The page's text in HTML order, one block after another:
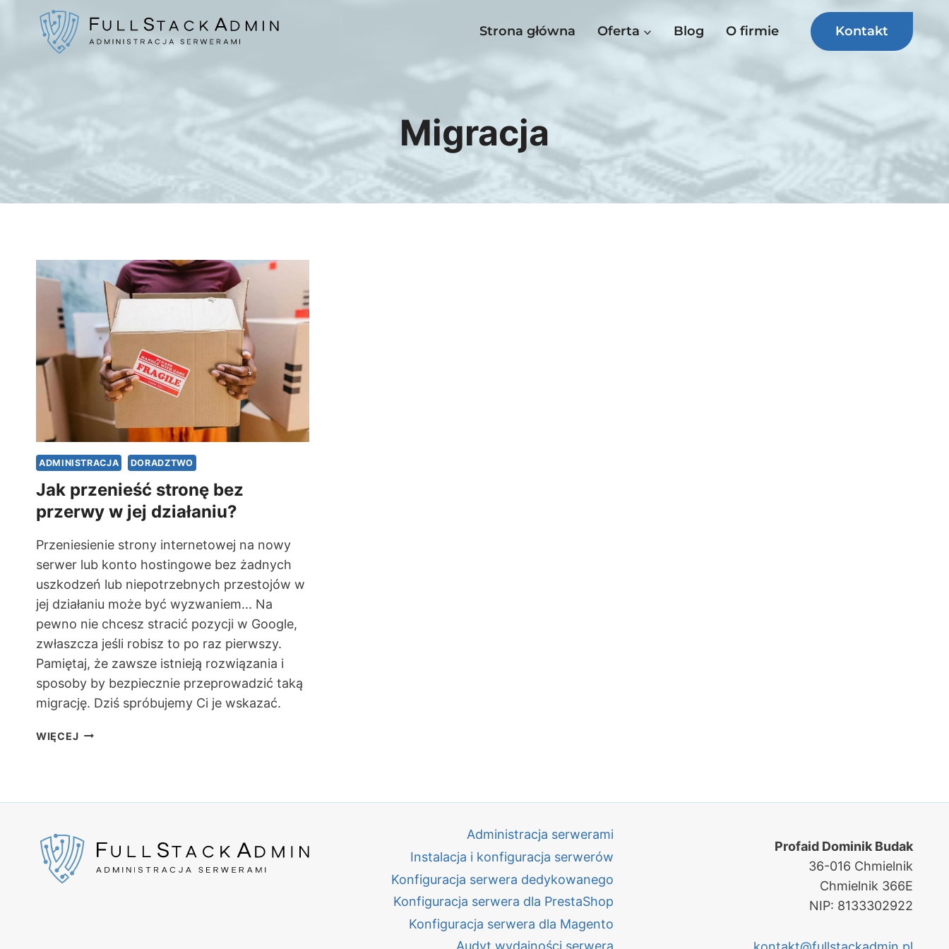
Strona główna Oferta Blog O firmie Kontakt
Migracja
ADMINISTRACJA DORADZTWO
Jak przenieść stronę bez
przerwy w jej działaniu?
Przeniesienie strony internetowej na nowy
serwer lub konto hostingowe bez żadnych
uszkodzeń lub niepotrzebnych przestojów w
jej działaniu może być wyzwaniem... Na
pewno nie chcesz stracić pozycji w Google,
zwłaszcza jeśli robisz to po raz pierwszy.
Pamiętaj, że zawsze istnieją rozwiązania i
sposoby by bezpiecznie przeprowadzić taką
migrację. Dziś spróbujemy Ci je wskazać.
WIĘCEJ JAK
DZIAŁANIU?
Administracja serwerami
Instalacja i konfiguracja serwerów
Konfiguracja serwera dedykowanego
Konfiguracja serwera dla PrestaShop
Konfiguracja serwera dla Magento
Profaid Dominik Budak
36-016 Chmielnik
Chmielnik 366E
NIP: 8133302922